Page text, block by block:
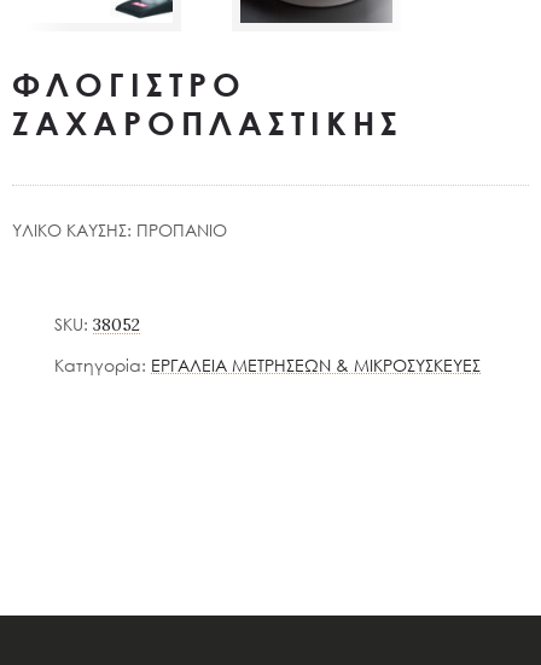
ΦΛΟΓΙΣΤΡΟ
ΖΑΧΑΡΟΠΛΑΣΤΙΚΗΣ
ΥΛΙΚΟ ΚΑΥΣΗΣ: ΠΡΟΠΑΝΙΟ
SKU: 38052
Κατηγορία: ΕΡΓΑΛΕΙΑ ΜΕΤΡΗΣΕΩΝ & ΜΙΚΡΟΣΥΣΚΕΥΕΣ